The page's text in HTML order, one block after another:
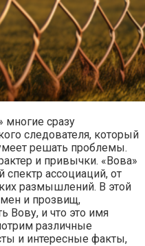
многие сразу
следователя, который
решать проблемы.
и привычки. «Вова»
спектр ассоциаций, от
размышлений. В этой
и прозвищ,
Вову, и что это имя
различные
и интересные факты,